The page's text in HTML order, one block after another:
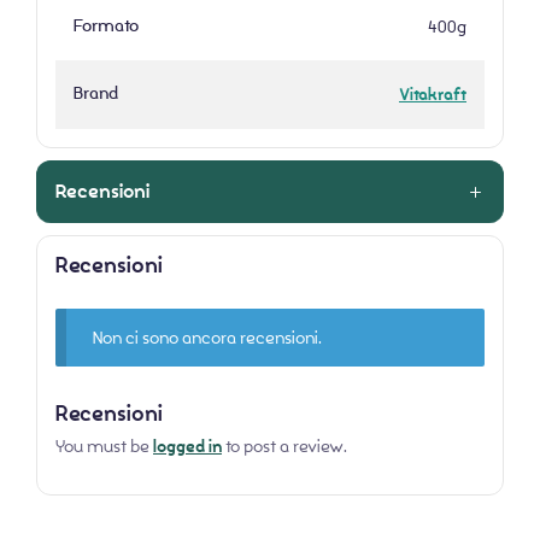
Formato 400g
Brand Vitakraft
Recensioni
Recensioni
Non ci sono ancora recensioni.
Recensioni
You must be logged into post a review.